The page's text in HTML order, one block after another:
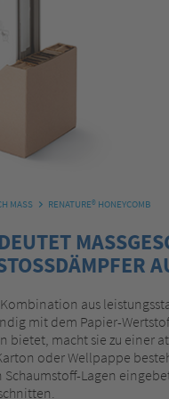
MASS RENATURE® HONEYCOMB
aus
mit dem Papier-
bietet, macht sie zu
oder Wellpappe
Schaumstoff-Lagen